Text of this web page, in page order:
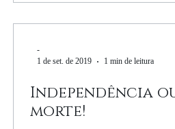
-
1 de set. de 2019
1 min de leitura
Independência
morte!